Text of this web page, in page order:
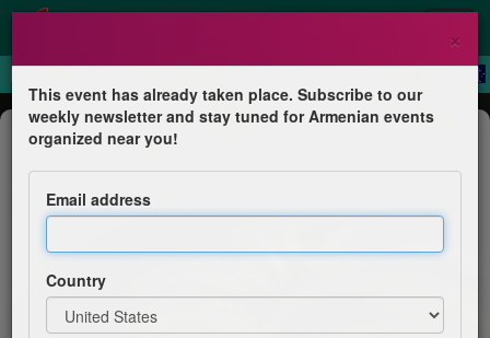
Concert
Klaus Mäkelä, Sergei Babayan et
Daniil Trifonov avec le Verbier
×
This event has already taken place. Subscribe to our
weekly newsletter and stay tuned for Armenian events
organized near you!
Email address
Country